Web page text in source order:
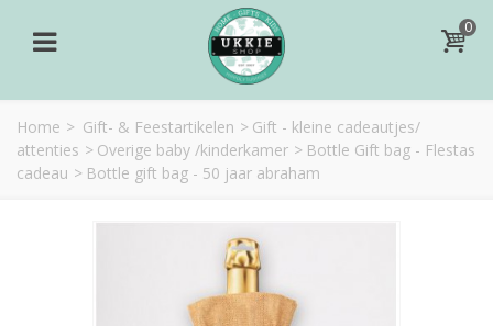
0
Home > Gift- & Feestartikelen > Gift - kleine cadeautjes/
attenties > Overige baby /kinderkamer > Bottle Gift bag - Flestas
cadeau > Bottle gift bag - 50 jaar abraham